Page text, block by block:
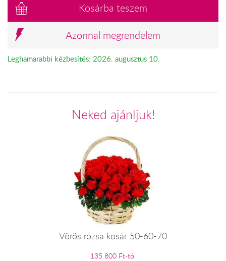
Kosárba teszem
Azonnal megrendelem
Leghamarabbi kézbesítés: 2026. augusztus 10.
Neked ajánljuk!
Vörös rózsa kosár 50-60-70
135 800 Ft-tól